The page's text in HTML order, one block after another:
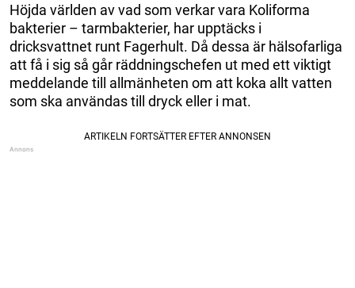
Höjda världen av vad som verkar vara Koliforma
bakterier – tarmbakterier, har upptäcks i
dricksvattnet runt Fagerhult. Då dessa är hälsofarliga
att få i sig så går räddningschefen ut med ett viktigt
meddelande till allmänheten om att koka allt vatten
som ska användas till dryck eller i mat.